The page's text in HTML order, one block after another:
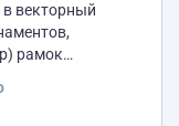
в векторный
рамок